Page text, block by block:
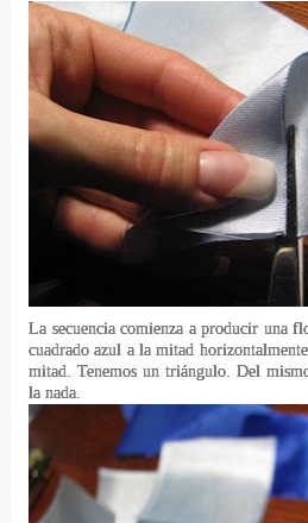
La secuencia comienza a producir una
cuadrado azul a la mitad
mitad. Tenemos un triángulo.Del
la nada.